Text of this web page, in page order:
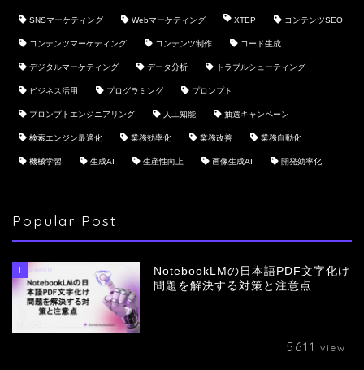
SNSマーケティング Webマーケティング XTEP コンテンツSEO
コンテンツマーケティング コンテンツ制作 コード生成
デジタルマーケティング データ分析 トラブルシューティング
ビジネス活用 プログラミング プロンプト
プロンプトエンジニアリング 人工知能 抽選キャンペーン
検索エンジン最適化 業務効率化 業務改善 業務自動化
機械学習 生成AI 生産性向上 画像生成AI 開発効率化
Popular Post
1
NotebookLMの日本語PDF文字化け
問題を解決する対策と注意点
5611 view